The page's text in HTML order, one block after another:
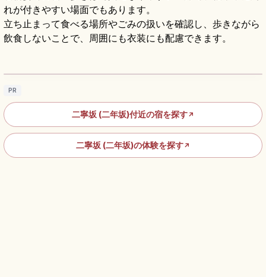
れが付きやすい場面でもあります。
立ち止まって食べる場所やごみの扱いを確認し、歩きながら
飲食しないことで、周囲にも衣装にも配慮できます。
二年坂の歩き方｜石畳の坂道と京町家を楽し
PR
二寧坂 (二年坂)付近の宿を探す↗
二寧坂 (二年坂)の体験を探す↗